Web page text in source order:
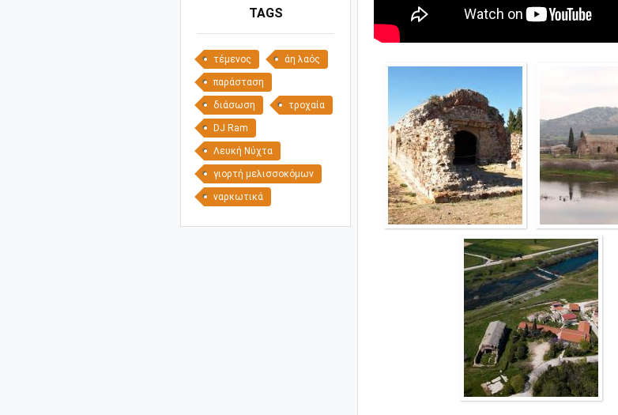
TAGS
τέμενος άη λαός
παράσταση
διάσωση τροχαία
DJ Ram
Λευκή Νύχτα
γιορτή μελισσοκόμων
ναρκωτικά